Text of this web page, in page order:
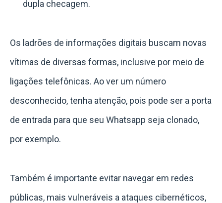
dupla checagem.
Os ladrões de informações digitais buscam novas
vítimas de diversas formas, inclusive por meio de
ligações telefônicas. Ao ver um número
desconhecido, tenha atenção, pois pode ser a porta
de entrada para que seu Whatsapp seja clonado,
por exemplo.
Também é importante evitar navegar em redes
públicas, mais vulneráveis a ataques cibernéticos,